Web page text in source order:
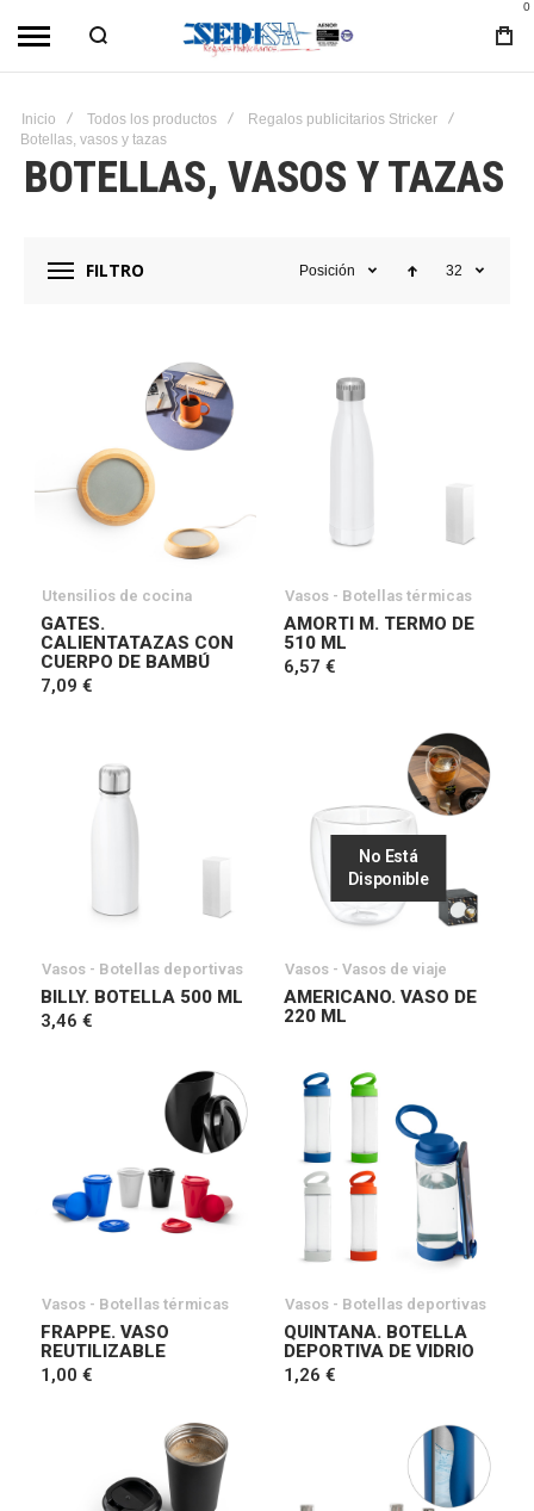
0
Inicio Todos los productos
Regalos publicitarios Stricker
Botellas, vasos y tazas
BOTELLAS, VASOS Y TAZAS
FILTRO Posición 32
Utensilios de cocina
GATES.
CALIENTATAZAS CON
CUERPO DE BAMBÚ
7,09 €
Vasos - Botellas térmicas
AMORTI M. TERMO DE
510 ML
6,57 €
Vasos - Botellas deportivas
BILLY. BOTELLA 500 ML
3,46 €
No Está
Disponible
Vasos - Vasos de viaje
AMERICANO. VASO DE
220 ML
Vasos - Botellas térmicas
FRAPPE. VASO
REUTILIZABLE
1,00 €
Vasos - Botellas deportivas
QUINTANA. BOTELLA
DEPORTIVA DE VIDRIO
1,26 €